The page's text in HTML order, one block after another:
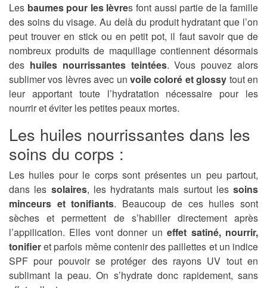
Les baumes pour les lèvres font aussi partie de la famille
des soins du visage. Au delà du produit hydratant que l’on
peut trouver en stick ou en petit pot, il faut savoir que de
nombreux produits de maquillage contiennent désormais
des huiles nourrissantes teintées. Vous pouvez alors
sublimer vos lèvres avec un voile coloré et glossy tout en
leur apportant toute l’hydratation nécessaire pour les
nourrir et éviter les petites peaux mortes.
Les huiles nourrissantes dans les
soins du corps :
Les huiles pour le corps sont présentes un peu partout,
dans les solaires, les hydratants mais surtout les soins
minceurs et tonifiants. Beaucoup de ces huiles sont
sèches et permettent de s’habiller directement après
l’appilication. Elles vont donner uneffet satiné, nourrir,
tonifieret parfois même contenir des paillettes et un indice
SPF pour pouvoir se protéger des rayons UV tout en
sublimant la peau. On s’hydrate donc rapidement, sans